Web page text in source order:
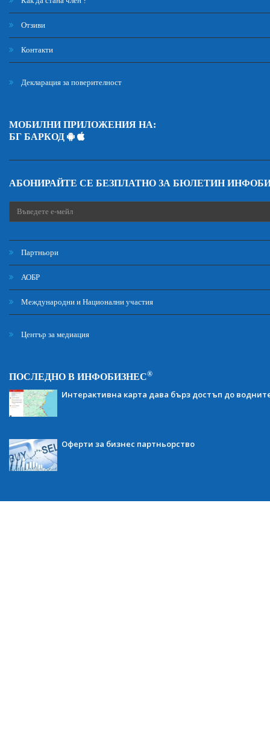
Отзиви
Контакти
Декларация за поверителност
МОБИЛНИ ПРИЛОЖЕНИЯ НА:
БГ БАРКОД
АБОНИРАЙТЕ СЕ БЕЗПЛАТНО ЗА БЮЛЕТИН
Партньори
АОБР
Международни и Национални участия
Център за медиация
ПОСЛЕДНО В ИНФОБИЗНЕС®
Интерактивна карта дава бърз достъп до
Оферти за бизнес партньорство